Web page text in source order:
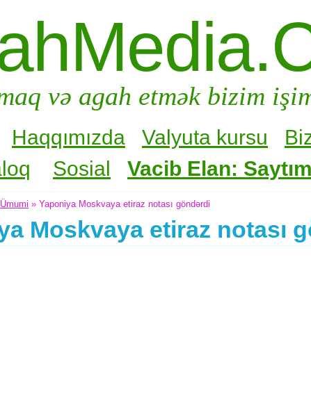
və agah etmək bizim
Haqqımızda Valyuta kursu
Sosial Vacib Elan:
Ümumi » Yaponiya Moskvaya etiraz notası göndərdi
Moskvaya etiraz notası